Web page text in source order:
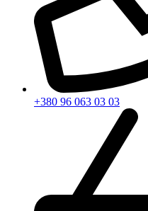
+380 96 063 03 03